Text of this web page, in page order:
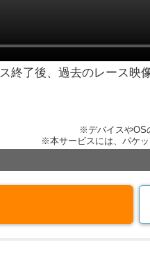
終了後、過去のレース映
※デバイスやOS
※本サービスには、パケ